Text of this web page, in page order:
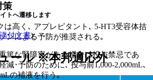
策
は高く､ アプレピタント､ 5-HT3受容体拮
ンによる予防が推奨される｡
篤な腎障害がある場合は投与禁忌であ
減･予防のために､ 投与前1,000-2,000mL､
の補液を行う｡
トへ遷移します
添付文書)
ール ※本邦適応外